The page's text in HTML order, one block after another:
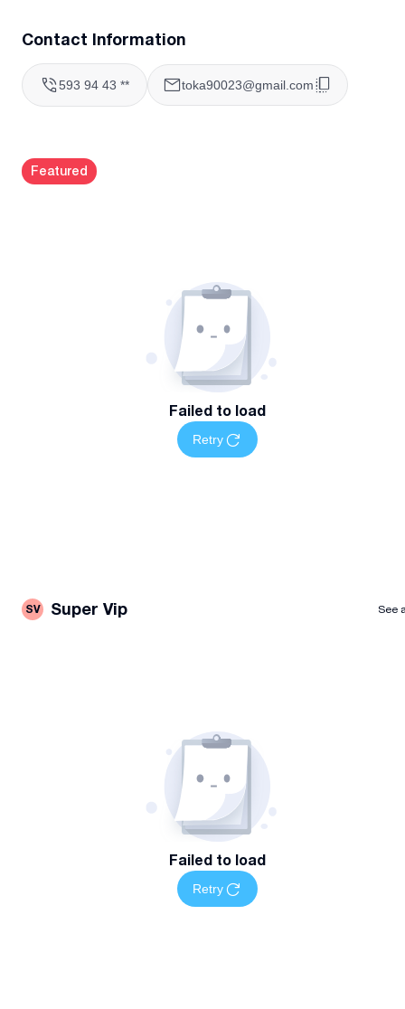
Contact Information
593 94 43 ** toka90023@gmail.com
Featured
Failed to load
Retry
SV Super Vip See
Failed to load
Retry